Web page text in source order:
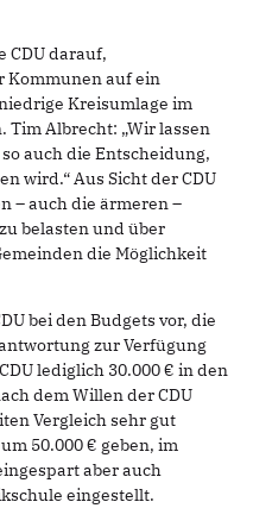
CDU darauf,
Kommunen auf ein
Kreisumlage im
Tim Albrecht: „Wir lassen
auch die Entscheidung,
wird.“ Aus Sicht der CDU
– auch die ärmeren –
belasten und über
die Möglichkeit
bei den Budgets vor, die
zur Verfügung
lediglich 30.000 € in den
dem Willen der CDU
Vergleich sehr gut
50.000 € geben, im
aber auch
eingestellt.